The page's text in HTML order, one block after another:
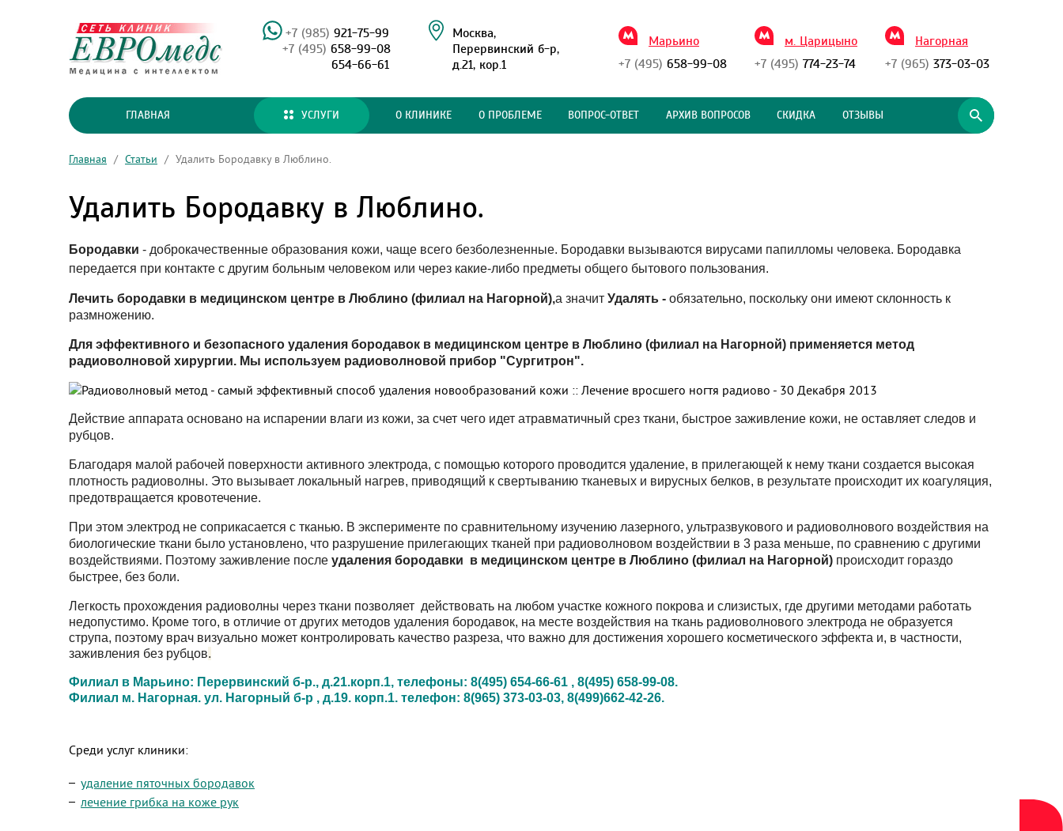
+7 (985) 921-75-99
+7 (495) 658-99-08
654-66-61
Москва,
Перервинский б-р,
д.21, кор.1
Марьино
+7 (495) 658-99-08
м. Царицыно
+7 (495) 774-23-74
Нагорная
+7 (965) 373-03-03
ГЛАВНАЯ УСЛУГИ О КЛИНИКЕ О ПРОБЛЕМЕ ВОПРОС-ОТВЕТ АРХИВ ВОПРОСОВ СКИДКА ОТЗЫВЫ
Главная / Статьи / Удалить Бородавку в Люблино.
Удалить Бородавку в Люблино.
Бородавки - доброкачественные образования кожи, чаще всего безболезненные. Бородавки вызываются вирусами папилломы человека. Бородавка
передается при контакте с другим больным человеком или через какие-либо предметы общего бытового пользования.
Лечить бородавки в медицинском центре в Люблино (филиал на Нагорной),а значит Удалять - обязательно, поскольку они имеют склонность к
размножению.
Для эффективного и безопасного удаления бородавок в медицинском центре в Люблино (филиал на Нагорной) применяется метод
радиоволновой хирургии. Мы используем радиоволновой прибор "Сургитрон".
Действие аппарата основано на испарении влаги из кожи, за счет чего идет атравматичный срез ткани, быстрое заживление кожи, не оставляет следов и
рубцов.
Благодаря малой рабочей поверхности активного электрода, с помощью которого проводится удаление, в прилегающей к нему ткани создается высокая
плотность радиоволны. Это вызывает локальный нагрев, приводящий к свертыванию тканевых и вирусных белков, в результате происходит их коагуляция,
предотвращается кровотечение.
При этом электрод не соприкасается с тканью. В эксперименте по сравнительному изучению лазерного, ультразвукового и радиоволнового воздействия на
биологические ткани было установлено, что разрушение прилегающих тканей при радиоволновом воздействии в 3 раза меньше, по сравнению с другими
воздействиями. Поэтому заживление после удаления бородавки в медицинском центре в Люблино (филиал на Нагорной) происходит гораздо
быстрее, без боли.
Легкость прохождения радиоволны через ткани позволяет действовать на любом участке кожного покрова и слизистых, где другими методами работать
недопустимо. Кроме того, в отличие от других методов удаления бородавок, на месте воздействия на ткань радиоволнового электрода не образуется
струпа, поэтому врач визуально может контролировать качество разреза, что важно для достижения хорошего косметического эффекта и, в частности,
заживления без рубцов.
Филиал в Марьино: Перервинский б-р., д.21.корп.1, телефоны: 8(495) 654-66-61 , 8(495) 658-99-08.
Филиал м. Нагорная. ул. Нагорный б-р , д.19. корп.1. телефон: 8(965) 373-03-03, 8(499)662-42-26.
Среди услуг клиники:
удаление пяточных бородавок
лечение грибка на коже рук